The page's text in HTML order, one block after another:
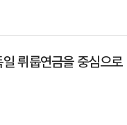
뤼룹연금을 중심으로